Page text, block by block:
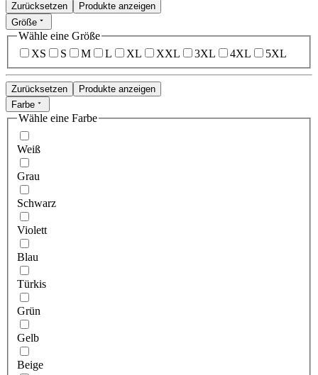
Zurücksetzen
Produkte anzeigen
Größe
Wähle eine Größe
XS
S M L XL XXL 3XL 4XL 5XL
Zurücksetzen
Produkte anzeigen
Farbe
Wähle eine Farbe
Weiß
Grau
Schwarz
Violett
Blau
Türkis
Grün
Gelb
Beige